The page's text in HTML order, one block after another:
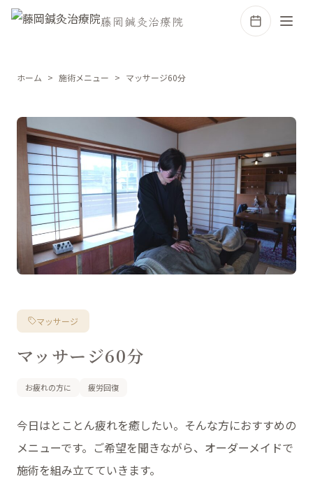
藤岡鍼灸治療院
ホーム 施術メニュー マッサージ60分
マッサージ
マッサージ60分
お疲れの方に 疲労回復
今日はとことん疲れを癒したい。そんな方におすすめの
メニューです。ご希望を聞きながら、オーダーメイドで
施術を組み立てていきます。